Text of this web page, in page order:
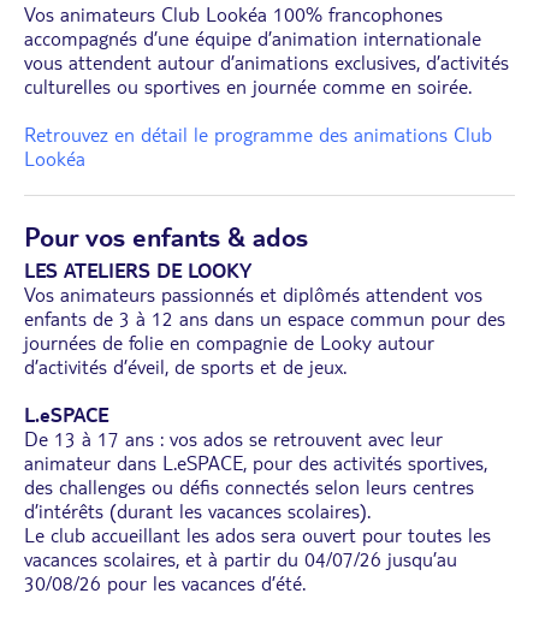
Vos animateurs Club Lookéa 100% francophones
accompagnés d’une équipe d’animation internationale
vous attendent autour d’animations exclusives, d’activités
culturelles ou sportives en journée comme en soirée.
Retrouvez en détail le programme des animations Club
Lookéa
Pour vos enfants & ados
LES ATELIERS DE LOOKY
Vos animateurs passionnés et diplômés attendent vos
enfants de 3 à 12 ans dans un espace commun pour des
journées de folie en compagnie de Looky autour
d’activités d’éveil, de sports et de jeux.
L.eSPACE
De 13 à 17 ans : vos ados se retrouvent avec leur
animateur dans L.eSPACE, pour des activités sportives,
des challenges ou défis connectés selon leurs centres
d’intérêts (durant les vacances scolaires).
Le club accueillant les ados sera ouvert pour toutes les
vacances scolaires, et à partir du 04/07/26 jusqu’au
30/08/26 pour les vacances d’été.